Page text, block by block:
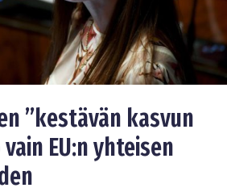
”kestävän kasvun
EU:n yhteisen